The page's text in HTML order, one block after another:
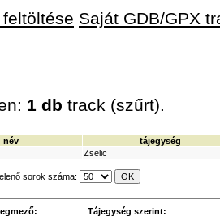
Saját GDB/GPX
1 db track (szűrt).
név
tájegység
Zselic
sorok száma:
Tájegység szerint: